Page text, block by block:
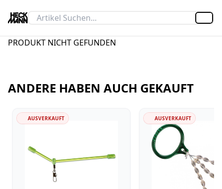
PRODUKT NICHT GEFUNDEN
ANDERE HABEN AUCH GEKAUFT
AUSVERKAUFT AUSVERKAUFT